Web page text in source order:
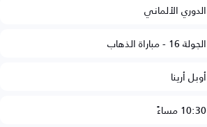
الدوري الألماني
الجولة 16 - مباراة الذهاب
أوبل أرينا
10:30 مساءً